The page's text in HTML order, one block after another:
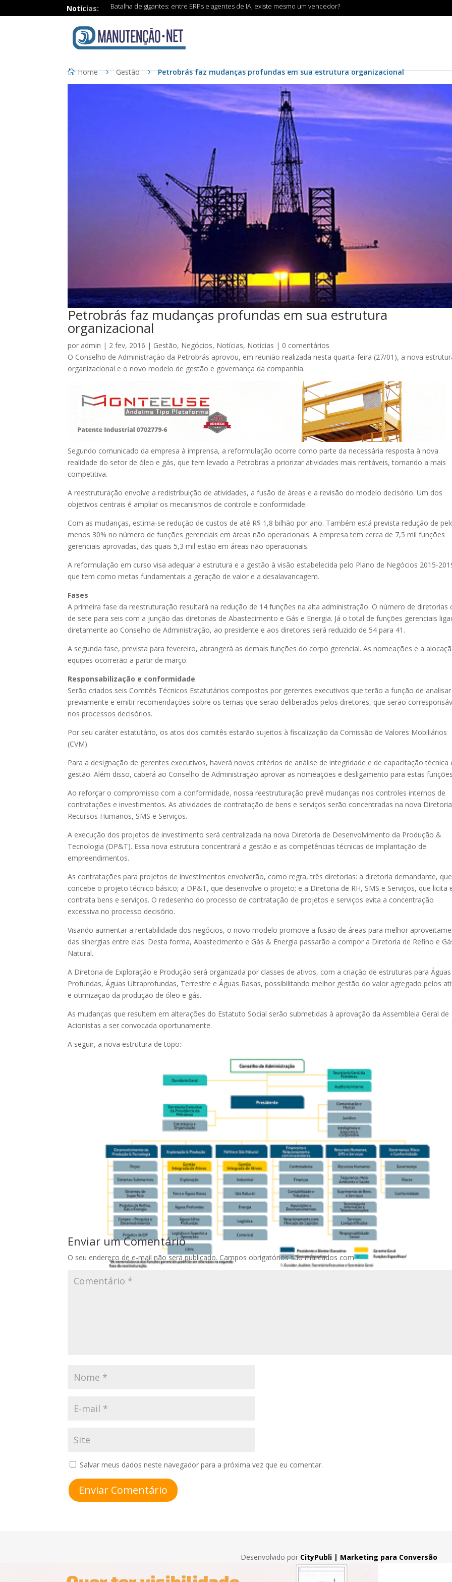
Notícias: Batalha de gigantes: entre ERPs e agentes de IA, existe mesmo um vencedor?
Home Gestão Petrobrás faz mudanças profundas em sua estrutura organizacional
Petrobrás faz mudanças profundas em sua estrutura
organizacional
por admin | 2 fev, 2016 | Gestão, Negócios, Notícias, Notícias | 0 comentários
O Conselho de Administração da Petrobrás aprovou, em reunião realizada nesta quarta-feira (27/01), a nova
organizacional e o novo modelo de gestão e governança da companhia.
Segundo comunicado da empresa à imprensa, a reformulação ocorre como parte da necessária resposta à nova
realidade do setor de óleo e gás, que tem levado a Petrobras a priorizar atividades mais rentáveis, tornando a mais
competitiva.
A reestruturação envolve a redistribuição de atividades, a fusão de áreas e a revisão do modelo decisório. Um dos
objetivos centrais é ampliar os mecanismos de controle e conformidade.
Com as mudanças, estima-se redução de custos de até R$ 1,8 bilhão por ano. Também está prevista redução de
menos 30% no número de funções gerenciais em áreas não operacionais. A empresa tem cerca de 7,5 mil funções
gerenciais aprovadas, das quais 5,3 mil estão em áreas não operacionais.
A reformulação em curso visa adequar a estrutura e a gestão à visão estabelecida pelo Plano de Negócios 2015-
que tem como metas fundamentais a geração de valor e a desalavancagem.
Fases
A primeira fase da reestruturação resultará na redução de 14 funções na alta administração. O número de diretorias
de sete para seis com a junção das diretorias de Abastecimento e Gás e Energia. Já o total de funções gerenciais
diretamente ao Conselho de Administração, ao presidente e aos diretores será reduzido de 54 para 41.
A segunda fase, prevista para fevereiro, abrangerá as demais funções do corpo gerencial. As nomeações e a
equipes ocorrerão a partir de março.
Responsabilização e conformidade
Serão criados seis Comitês Técnicos Estatutários compostos por gerentes executivos que terão a função de analisar
previamente e emitir recomendações sobre os temas que serão deliberados pelos diretores, que serão
nos processos decisórios.
Por seu caráter estatutário, os atos dos comitês estarão sujeitos à fiscalização da Comissão de Valores Mobiliários
(CVM).
Para a designação de gerentes executivos, haverá novos critérios de análise de integridade e de capacitação técnica
gestão. Além disso, caberá ao Conselho de Administração aprovar as nomeações e desligamento para estas
Ao reforçar o compromisso com a conformidade, nossa reestruturação prevê mudanças nos controles internos de
contratações e investimentos. As atividades de contratação de bens e serviços serão concentradas na nova
Recursos Humanos, SMS e Serviços.
A execução dos projetos de investimento será centralizada na nova Diretoria de Desenvolvimento da Produção &
Tecnologia (DP&T). Essa nova estrutura concentrará a gestão e as competências técnicas de implantação de
empreendimentos.
As contratações para projetos de investimentos envolverão, como regra, três diretorias: a diretoria demandante, que
concebe o projeto técnico básico; a DP&T, que desenvolve o projeto; e a Diretoria de RH, SMS e Serviços, que licita
contrata bens e serviços. O redesenho do processo de contratação de projetos e serviços evita a concentração
excessiva no processo decisório.
Visando aumentar a rentabilidade dos negócios, o novo modelo promove a fusão de áreas para melhor
das sinergias entre elas. Desta forma, Abastecimento e Gás & Energia passarão a compor a Diretoria de Refino e
Natural.
A Diretoria de Exploração e Produção será organizada por classes de ativos, com a criação de estruturas para Águas
Profundas, Águas Ultraprofundas, Terrestre e Águas Rasas, possibilitando melhor gestão do valor agregado pelos
e otimização da produção de óleo e gás.
As mudanças que resultem em alterações do Estatuto Social serão submetidas à aprovação da Assembleia Geral de
Acionistas a ser convocada oportunamente.
A seguir, a nova estrutura de topo:
Enviar um Comentário
O seu endereço de e-mail não será publicado. Campos obrigatórios são marcados com*
Salvar meus dados neste navegador para a próxima vez que eu comentar.
Enviar Comentário
Desenvolvido por CityPubli | Marketing para Conversão